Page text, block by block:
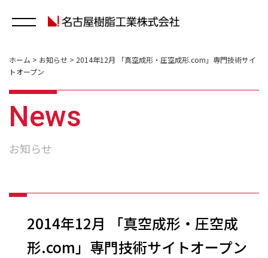
ホーム > お知らせ > 2014年12月 「真空成形・圧空成形.com」専門技術サイ
トオープン
News
お知らせ
2014年12月 「真空成形・圧空成
形.com」専門技術サイトオープン